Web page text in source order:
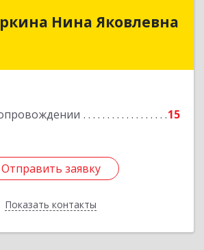
Нина Яковлевна
15
Отправить заявку
Показать контакты
обл, Медногорск г,
Отправить заявку
Назад